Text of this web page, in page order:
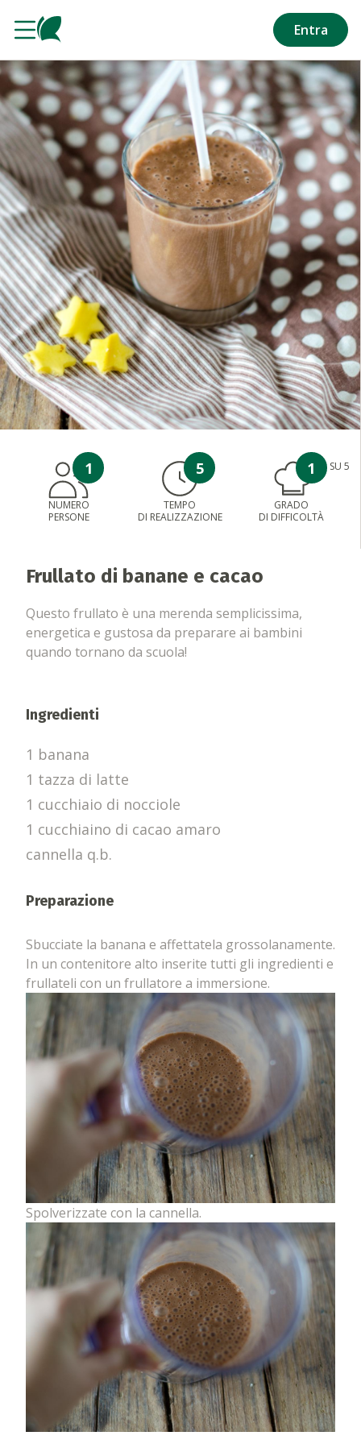
Entra
1
NUMERO
PERSONE
5
TEMPO
DI REALIZZAZIONE
1 SU 5
GRADO
DI DIFFICOLTÀ
Frullato di banane e cacao
Questo frullato è una merenda semplicissima,
energetica e gustosa da preparare ai bambini
quando tornano da scuola!
Ingredienti
1 banana
1 tazza di latte
1 cucchiaio di nocciole
1 cucchiaino di cacao amaro
cannella q.b.
Preparazione
Sbucciate la banana e affettatela grossolanamente.
In un contenitore alto inserite tutti gli ingredienti e
frullateli con un frullatore a immersione.
Spolverizzate con la cannella.